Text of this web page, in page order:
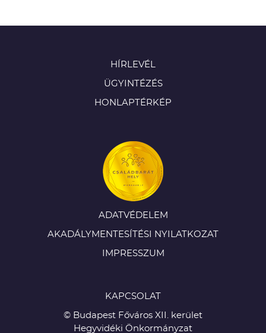
HÍRLEVÉL
ÜGYINTÉZÉS
HONLAPTÉRKÉP
ADATVÉDELEM
AKADÁLYMENTESÍTÉSI NYILATKOZAT
IMPRESSZUM
KAPCSOLAT
© Budapest Főváros XII. kerület
Hegyvidéki Önkormányzat